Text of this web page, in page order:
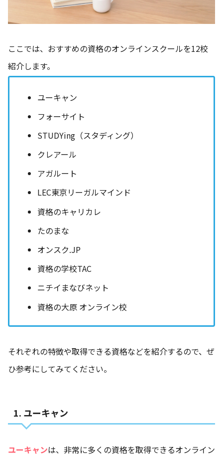
ここでは、おすすめの資格のオンラインスクールを12校
紹介します。
ユーキャン
フォーサイト
STUDYing（スタディング）
クレアール
アガルート
LEC東京リーガルマインド
資格のキャリカレ
たのまな
オンスク.JP
資格の学校TAC
ニチイまなびネット
資格の大原 オンライン校
それぞれの特徴や取得できる資格などを紹介するので、ぜ
ひ参考にしてみてください。
1. ユーキャン
ユーキャンは、非常に多くの資格を取得できるオンライン